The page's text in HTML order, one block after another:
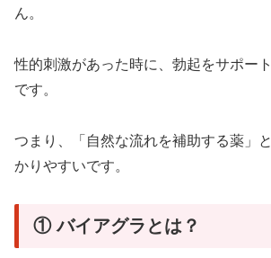
ん。
性的刺激があった時に、勃起をサポー
です。
つまり、「自然な流れを補助する薬」
かりやすいです。
① バイアグラとは？